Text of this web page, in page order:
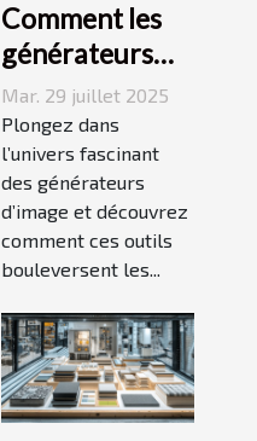
Comment les
générateurs
d'image
transforment-
ils le domaine
de la création
numérique ?
Mar. 29 juillet 2025
Plongez dans
l’univers fascinant
des générateurs
d’image et découvrez
comment ces outils
bouleversent les...